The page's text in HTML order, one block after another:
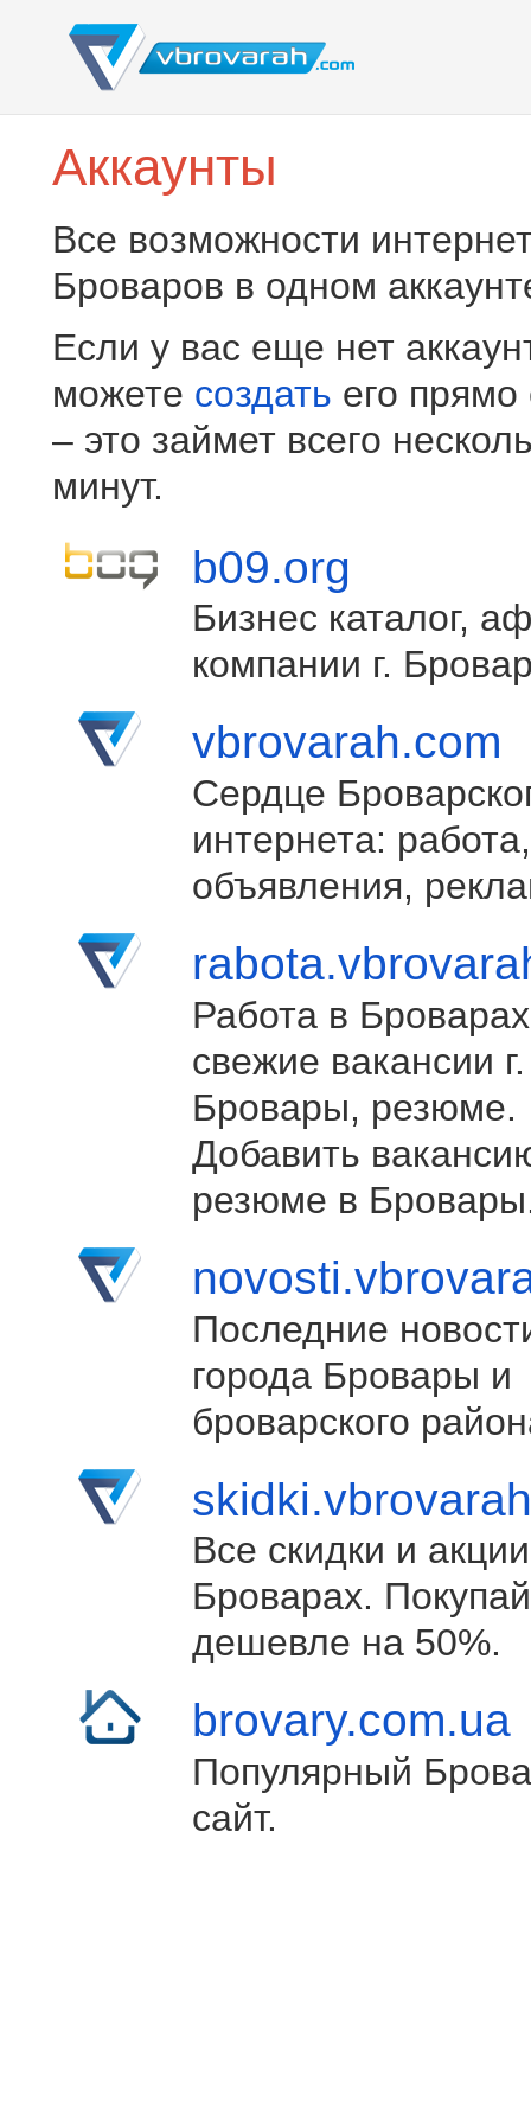
Аккаунты
Все возможности
Броваров в одном
Если у вас еще нет
можете создать его прямо
– это займет всего
минут.
b09.org
Бизнес каталог,
компании г.
vbrovarah.com
Сердце
интернета: работа,
объявления,
Работа в
свежие вакансии г.
Бровары, резюме.
Добавить
резюме в
Последние
города Бровары и
броварского
Все скидки и
Броварах.
дешевле на 50%.
brovary.com.ua
Популярный
сайт.